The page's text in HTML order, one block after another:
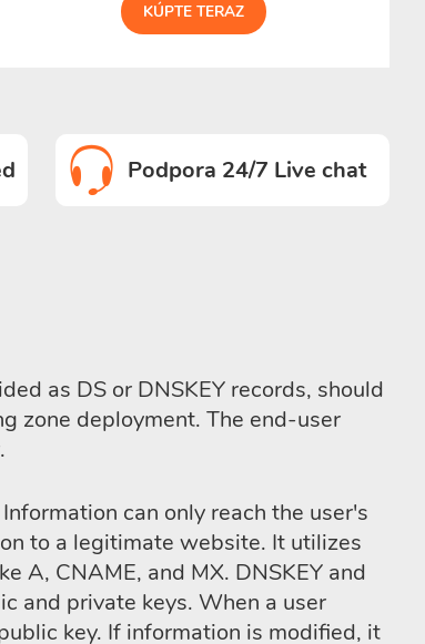
KÚPTE TERAZ
Podpora 24/7 Live chat
as DS or DNSKEY records, should
zone deployment. The end-user
can only reach the user's
to a legitimate website. It utilizes
A, CNAME, and MX. DNSKEY and
and private keys. When a user
key. If information is modified, it